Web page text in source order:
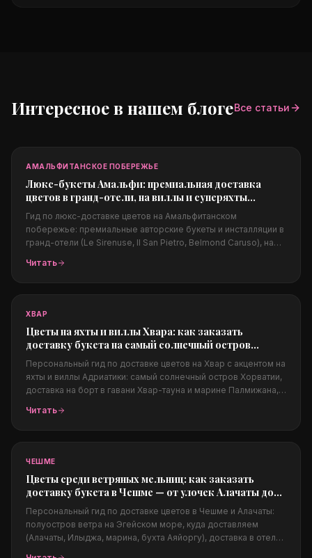
Интересное в нашем блогеВсе статьи
АМАЛЬФИТАНСКОЕ ПОБЕРЕЖЬЕ
Люкс-букеты Амальфи: премиальная доставка
цветов в гранд-отели, на виллы и суперяхты
побережья
Гид по люкс-доставке цветов на Амальфитанском
побережье: премиальные авторские букеты и инсталляции в
гранд-отели (Le Sirenuse, Il San Pietro, Belmond Caruso), на
композиции, как заказать из-за границы, цены в евро,
Читать
ХВАР
Цветы на яхты и виллы Хвара: как заказать
доставку букета на самый солнечный остров
Адриатики
Персональный гид по доставке цветов на Хвар с акцентом на
яхты и виллы Адриатики: самый солнечный остров Хорватии,
доставка на борт в гавани Хвар-тауна и марине Палмижана,
Адриатике, какие цветы подходят солёному климату, цены в
Читать
ЧЕШМЕ
Цветы среди ветряных мельниц: как заказать
доставку букета в Чешме — от улочек Алачаты до
марины
Персональный гид по доставке цветов в Чешме и Алачаты:
полуостров ветра на Эгейском море, куда доставляем
(Алачаты, Илыджа, марина, бухта Аяйоргу), доставка в отели,